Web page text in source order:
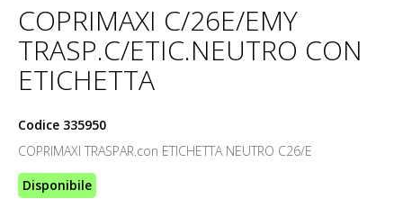
COPRIMAXI C/26E/EMY
TRASP.C/ETIC.NEUTRO CON
ETICHETTA
Codice 335950
COPRIMAXI TRASPAR.con ETICHETTA NEUTRO C26/E
Disponibile